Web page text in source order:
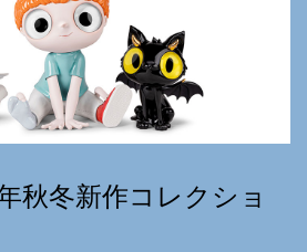
秋冬新作コレクショ